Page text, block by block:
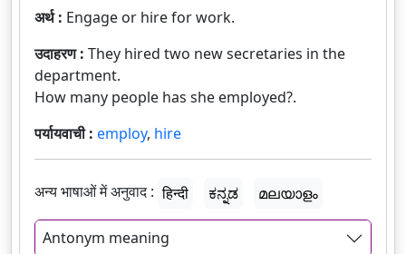
अर्थ : Engage or hire for work.
उदाहरण : They hired two new secretaries in the
department.
How many people has she employed?.
पर्यायवाची : employ, hire
अन्य भाषाओं में अनुवाद : हिन्दी ಕನ್ನಡ മലയാളം
Antonym meaning